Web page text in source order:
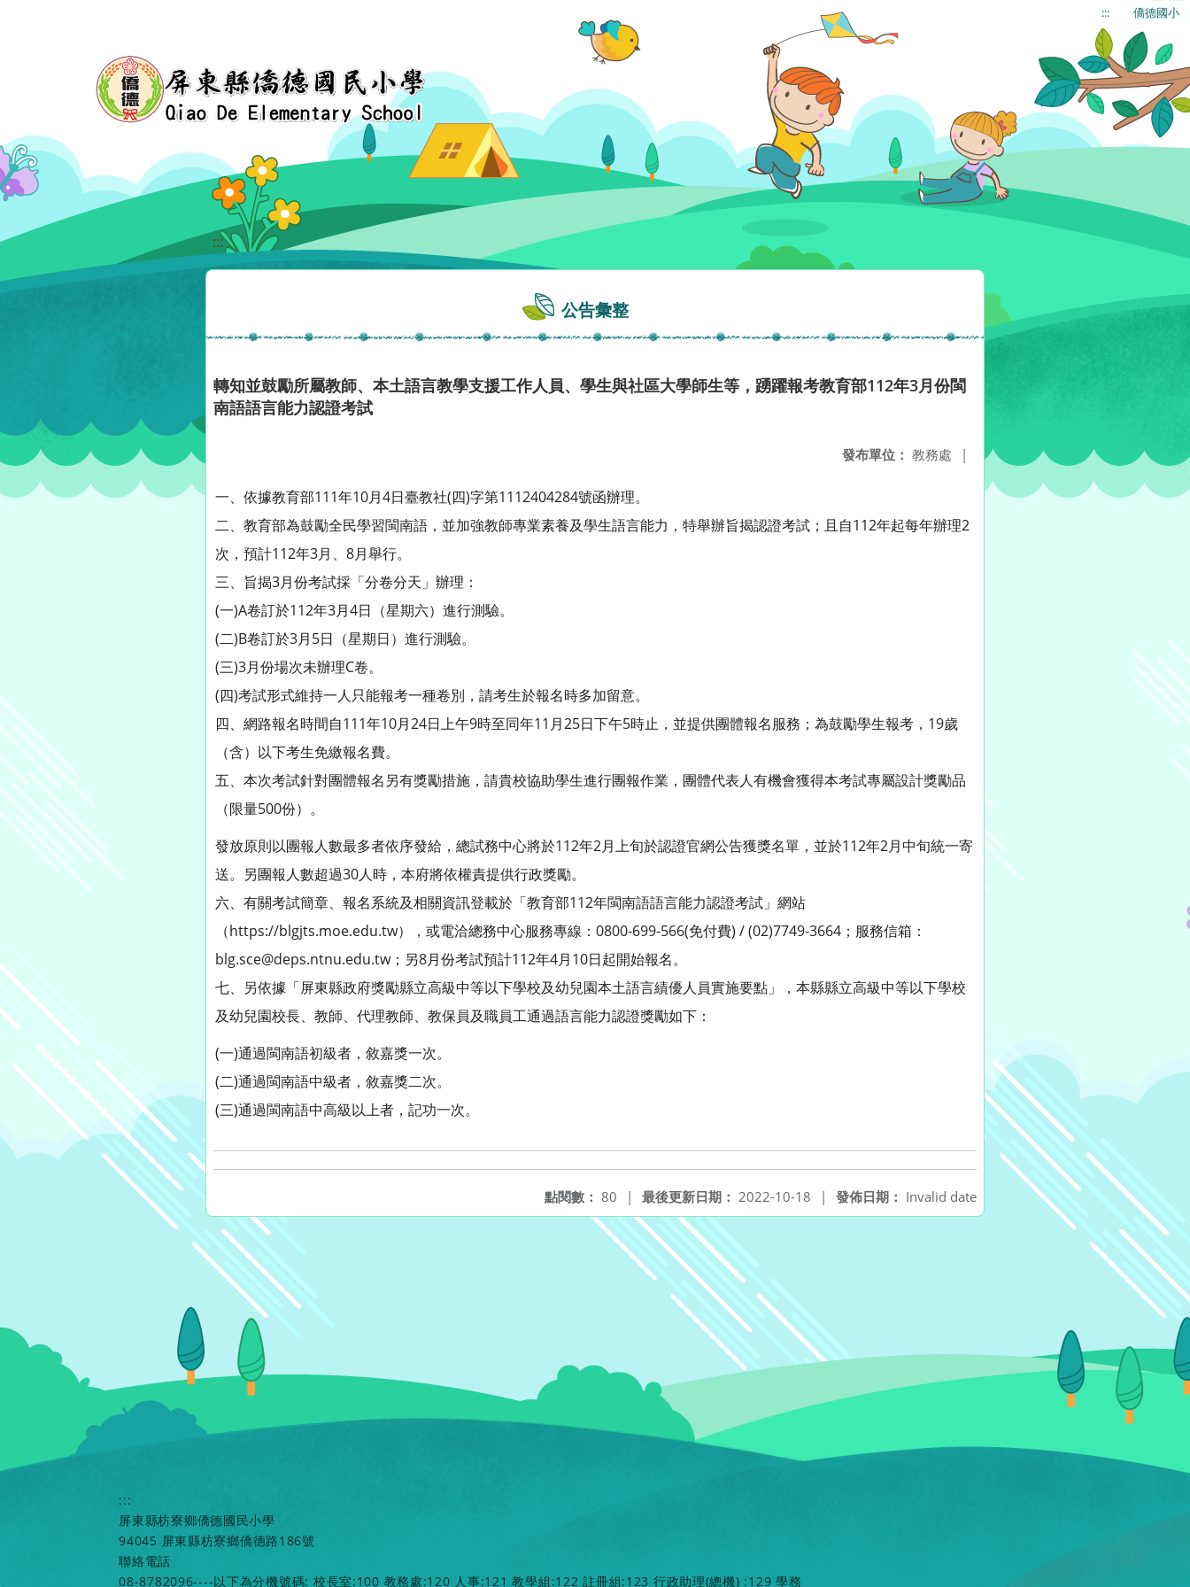
::: 僑德國小
:::
公告彙整
轉知並鼓勵所屬教師、本土語言教學支援工作人員、學生與社區大學師生等，踴躍報考教育部112年3月份閩
南語語言能力認證考試
發布單位： 教務處 |
一、依據教育部111年10月4日臺教社(四)字第1112404284號函辦理。
二、教育部為鼓勵全民學習閩南語，並加強教師專業素養及學生語言能力，特舉辦旨揭認證考試；且自112年起每年辦理2
次，預計112年3月、8月舉行。
三、旨揭3月份考試採「分卷分天」辦理：
(一)A卷訂於112年3月4日（星期六）進行測驗。
(二)B卷訂於3月5日（星期日）進行測驗。
(三)3月份場次未辦理C卷。
(四)考試形式維持一人只能報考一種卷別，請考生於報名時多加留意。
四、網路報名時間自111年10月24日上午9時至同年11月25日下午5時止，並提供團體報名服務；為鼓勵學生報考，19歲
（含）以下考生免繳報名費。
五、本次考試針對團體報名另有獎勵措施，請貴校協助學生進行團報作業，團體代表人有機會獲得本考試專屬設計獎勵品
（限量500份）。
發放原則以團報人數最多者依序發給，總試務中心將於112年2月上旬於認證官網公告獲獎名單，並於112年2月中旬統一寄
送。另團報人數超過30人時，本府將依權責提供行政獎勵。
六、有關考試簡章、報名系統及相關資訊登載於「教育部112年閩南語語言能力認證考試」網站
（https://blgjts.moe.edu.tw），或電洽總務中心服務專線：0800-699-566(免付費) / (02)7749-3664；服務信箱：
blg.sce@deps.ntnu.edu.tw；另8月份考試預計112年4月10日起開始報名。
七、另依據「屏東縣政府獎勵縣立高級中等以下學校及幼兒園本土語言績優人員實施要點」，本縣縣立高級中等以下學校
及幼兒園校長、教師、代理教師、教保員及職員工通過語言能力認證獎勵如下：
(一)通過閩南語初級者，敘嘉獎一次。
(二)通過閩南語中級者，敘嘉獎二次。
(三)通過閩南語中高級以上者，記功一次。
發佈日期： Invalid date
最後更新日期： 2022-10-18 |
點閱數： 80 |
:::
屏東縣枋寮鄉僑德國民小學
94045 屏東縣枋寮鄉僑德路186號
聯絡電話
08-8782096----以下為分機號碼: 校長室:100 教務處:120 人事:121 教學組:122 註冊組:123 行政助理(總機) :129 學務